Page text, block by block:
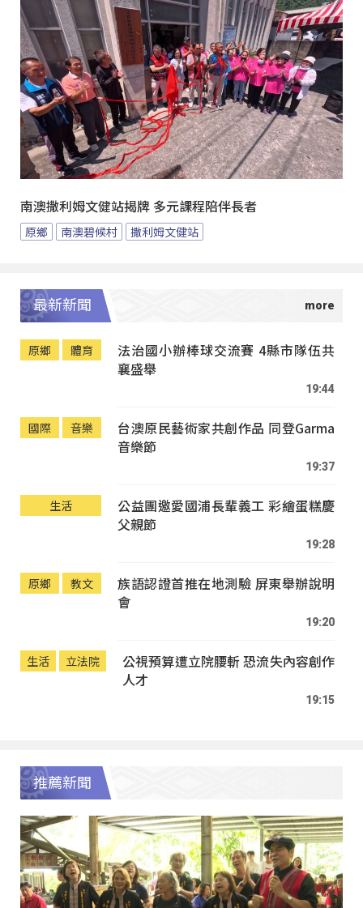
南澳撒利姆文健站揭牌 多元課程陪伴長者
原鄉 南澳碧候村 撒利姆文健站
最新新聞
原鄉 體育
法治國小辦棒球交流賽 4縣市隊伍共
襄盛舉
19:44
國際 音樂
台澳原民藝術家共創作品 同登Garma
音樂節
19:37
生活
公益團邀愛國浦長輩義工 彩繪蛋糕慶
父親節
19:28
原鄉 教文
族語認證首推在地測驗 屏東舉辦說明
會
19:20
生活 立法院
公視預算遭立院腰斬 恐流失內容創作
人才
19:15
推薦新聞